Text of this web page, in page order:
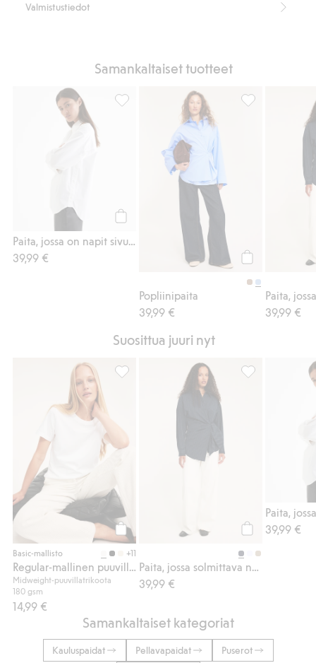
Valmistustiedot
Samankaltaiset tuotteet
39,99 €
Paita, jossa on napit sivuilla, Lisää
Popliinipaita
39,99 €
Popliinipaita,
39,99 €
Suosittua juuri nyt
Osta
Basic-mallisto +11
Regular-mallinen puuvilla-t-paita
Midweight-puuvillatrikoota
180 gsm
14,99 €
Regular-mallinen puuvilla-t-paita, Lisää
Paita, jossa solmittava nauha
39,99 €
Paita, jossa
39,99 €
Samankaltaiset kategoriat
Kauluspaidat Pellavapaidat
Puserot